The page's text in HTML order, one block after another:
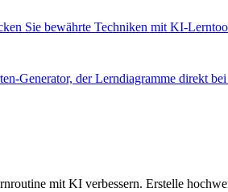
Sie bewährte Techniken mit KI-
Generator, der Lerndiagramme direkt
mit KI verbessern. Erstelle